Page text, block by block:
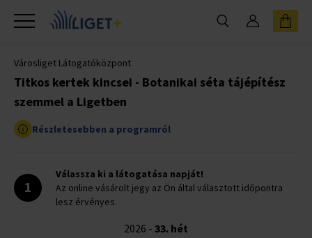
Városliget Látogatóközpont
Titkos kertek kincsei - Botanikai séta tájépítész
szemmel a Ligetben
Részletesebben a programról
1
Válassza ki a látogatása napját!
Az online vásárolt jegy az Ön által választott időpontra
lesz érvényes.
2026 - 33. hét